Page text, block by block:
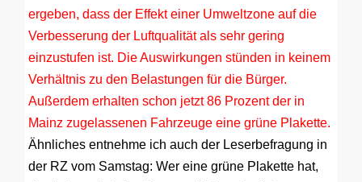
ergeben, dass der Effekt einer Umweltzone auf die
Verbesserung der Luftqualität als sehr gering
einzustufen ist. Die Auswirkungen stünden in keinem
Verhältnis zu den Belastungen für die Bürger.
Außerdem erhalten schon jetzt 86 Prozent der in
Mainz zugelassenen Fahrzeuge eine grüne Plakette.
Ähnliches entnehme ich auch der Leserbefragung in
der RZ vom Samstag: Wer eine grüne Plakette hat,